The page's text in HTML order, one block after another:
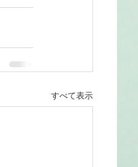
すべて表示